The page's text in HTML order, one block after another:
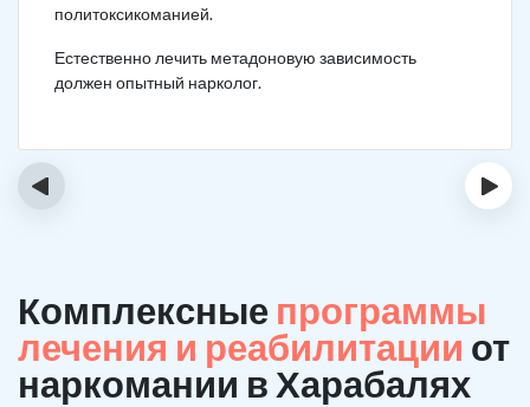
политоксикоманией.
Естественно лечить метадоновую зависимость
должен опытный нарколог.
‹ ›
Комплексные программы
лечения и реабилитации от
наркомании в Харабалях